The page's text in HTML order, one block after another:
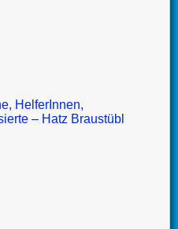
HelferInnen,
– Hatz Braustübl